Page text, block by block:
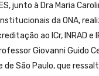
junto à Dra Maria
da ONA,
ao ICr, INRAD e
Giovanni Guido
de São Paulo, que